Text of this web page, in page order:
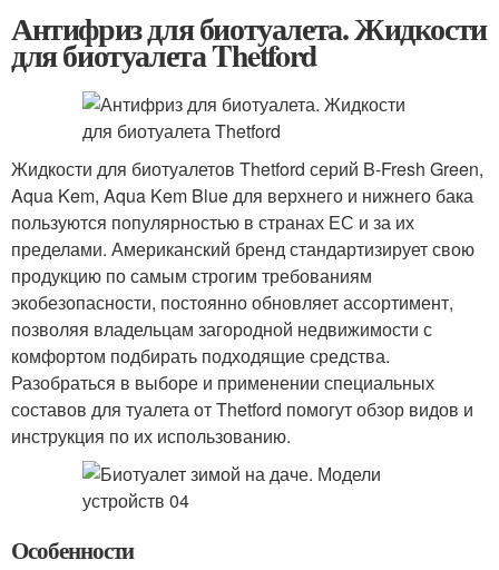
Антифриз для биотуалета. Жидкости
для биотуалета Thetford
Жидкости для биотуалетов Thetford серий B-Fresh Green,
Aqua Kem, Aqua Kem Blue для верхнего и нижнего бака
пользуются популярностью в странах ЕС и за их
пределами. Американский бренд стандартизирует свою
продукцию по самым строгим требованиям
экобезопасности, постоянно обновляет ассортимент,
позволяя владельцам загородной недвижимости с
комфортом подбирать подходящие средства.
Разобраться в выборе и применении специальных
составов для туалета от Thetford помогут обзор видов и
инструкция по их использованию.
Особенности